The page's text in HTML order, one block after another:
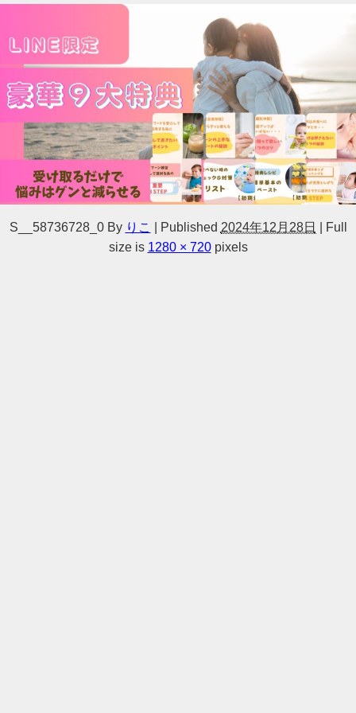
S__58736728_0 By りこ Published 2024年12月28日
Full
size is 1280 × 720pixels